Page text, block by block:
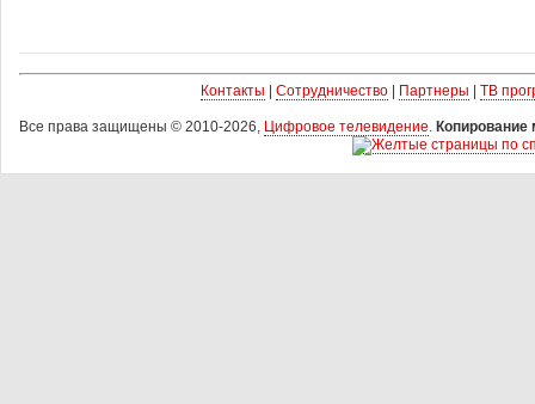
Контакты Сотрудничество| Партнеры ТВ
Все права защищены © 2010-2026, Цифровое телевидение. Копирование